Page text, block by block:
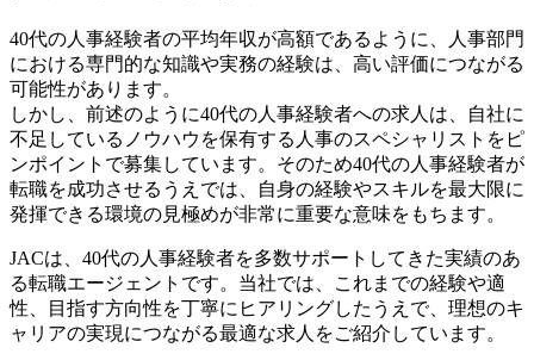
40代の人事経験者の平均年収が高額であるように、人事部門
における専門的な知識や実務の経験は、高い評価につながる
可能性があります。
しかし、前述のように40代の人事経験者への求人は、自社に
不足しているノウハウを保有する人事のスペシャリストをピ
ンポイントで募集しています。そのため40代の人事経験者が
転職を成功させるうえでは、自身の経験やスキルを最大限に
発揮できる環境の見極めが非常に重要な意味をもちます。
JACは、40代の人事経験者を多数サポートしてきた実績のあ
る転職エージェントです。当社では、これまでの経験や適
性、目指す方向性を丁寧にヒアリングしたうえで、理想のキ
ャリアの実現につながる最適な求人をご紹介しています。